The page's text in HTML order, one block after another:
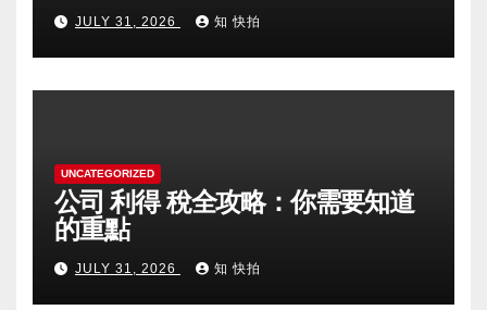
JULY 31, 2026 知 快拍
UNCATEGORIZED
公司 利得 稅全攻略：你需要知道
的重點
JULY 31, 2026 知 快拍